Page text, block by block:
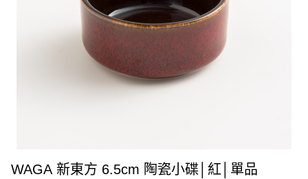
WAGA 新東方 6.5cm 陶瓷小碟│紅│單品